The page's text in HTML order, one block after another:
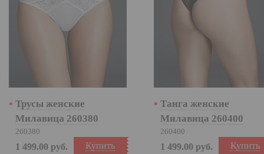
Трусы женские
Милавица 260380
260380
Купить
1 499.00 руб.
Танга женские
Милавица 260400
260400
Купить
1 499.00 руб.